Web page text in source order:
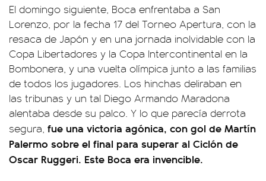
El domingo siguiente, Boca enfrentaba a San
Lorenzo, por la fecha 17 del Torneo Apertura, con la
resaca de Japón y en una jornada inolvidable con la
Copa Libertadores y la Copa Intercontinental en la
Bombonera, y una vuelta olímpica junto a las familias
de todos los jugadores. Los hinchas deliraban en
las tribunas y un tal Diego Armando Maradona
alentaba desde su palco. Y lo que parecía derrota
segura, fue una victoria agónica, con gol de Martín
Palermo sobre el final para superar al Ciclón de
Oscar Ruggeri. Este Boca era invencible.